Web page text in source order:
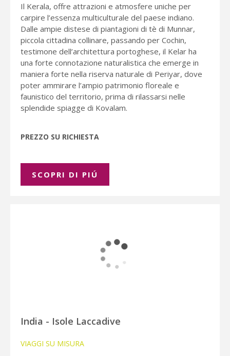
Il Kerala, offre attrazioni e atmosfere uniche per
carpire l’essenza multiculturale del paese indiano.
Dalle ampie distese di piantagioni di tè di Munnar,
piccola cittadina collinare, passando per Cochin,
testimone dell’architettura portoghese, il Kelar ha
una forte connotazione naturalistica che emerge in
maniera forte nella riserva naturale di Periyar, dove
poter ammirare l’ampio patrimonio floreale e
faunistico del territorio, prima di rilassarsi nelle
splendide spiagge di Kovalam.
PREZZO SU RICHIESTA
SCOPRI DI PIÚ
India - Isole Laccadive
VIAGGI SU MISURA